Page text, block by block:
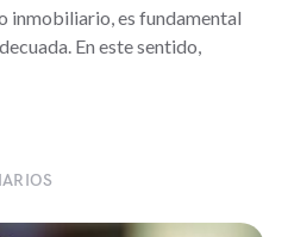
inmobiliario, es fundamental
En este sentido,